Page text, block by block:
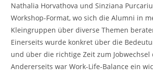
Nathalia Horvathova und Sinziana
Workshop-Format, wo sich die Alumni in
Kleingruppen über diverse Themen
Einerseits wurde konkret über die
und über die richtige Zeit zum
Andererseits war Work-Life-Balance ein